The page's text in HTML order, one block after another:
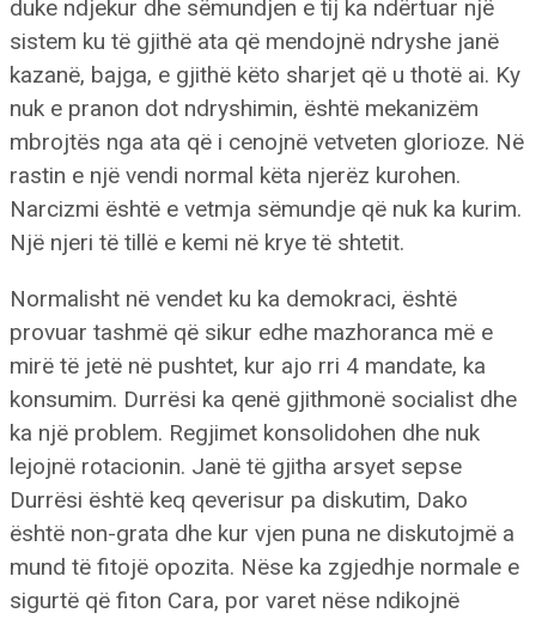
duke ndjekur dhe sëmundjen e tij ka ndërtuar një
sistem ku të gjithë ata që mendojnë ndryshe janë
kazanë, bajga, e gjithë këto sharjet që u thotë ai. Ky
nuk e pranon dot ndryshimin, është mekanizëm
mbrojtës nga ata që i cenojnë vetveten glorioze. Në
rastin e një vendi normal këta njerëz kurohen.
Narcizmi është e vetmja sëmundje që nuk ka kurim.
Një njeri të tillë e kemi në krye të shtetit.
Normalisht në vendet ku ka demokraci, është
provuar tashmë që sikur edhe mazhoranca më e
mirë të jetë në pushtet, kur ajo rri 4 mandate, ka
konsumim. Durrësi ka qenë gjithmonë socialist dhe
ka një problem. Regjimet konsolidohen dhe nuk
lejojnë rotacionin. Janë të gjitha arsyet sepse
Durrësi është keq qeverisur pa diskutim, Dako
është non-grata dhe kur vjen puna ne diskutojmë a
mund të fitojë opozita. Nëse ka zgjedhje normale e
sigurtë që fiton Cara, por varet nëse ndikojnë